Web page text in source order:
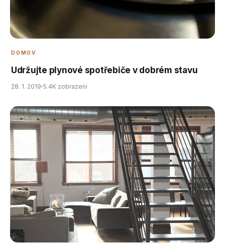
DOMOV
Udržujte plynové spotřebiče v dobrém stavu
28. 1. 2019 5.4K zobrazení